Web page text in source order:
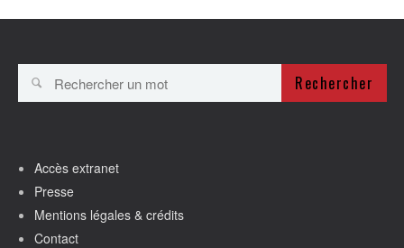
Rechercher
Accès extranet
Presse
Mentions légales & crédits
Contact